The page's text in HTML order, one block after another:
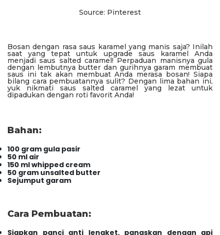
Source: Pinterest
Bosan dengan rasa saus karamel yang manis saja? Inilah
saat yang tepat untuk upgrade saus karamel Anda
menjadi saus salted caramel! Perpaduan manisnya gula
dengan lembutnya butter dan gurihnya garam membuat
saus ini tak akan membuat Anda merasa bosan! Siapa
bilang cara pembuatannya sulit? Dengan lima bahan ini,
yuk nikmati saus salted caramel yang lezat untuk
dipadukan dengan roti favorit Anda!
Bahan:
100 gram gula pasir
50 ml air
150 ml whipped cream
50 gram unsalted butter
Sejumput garam
Cara Pembuatan:
Siapkan panci anti lengket, panaskan dengan api